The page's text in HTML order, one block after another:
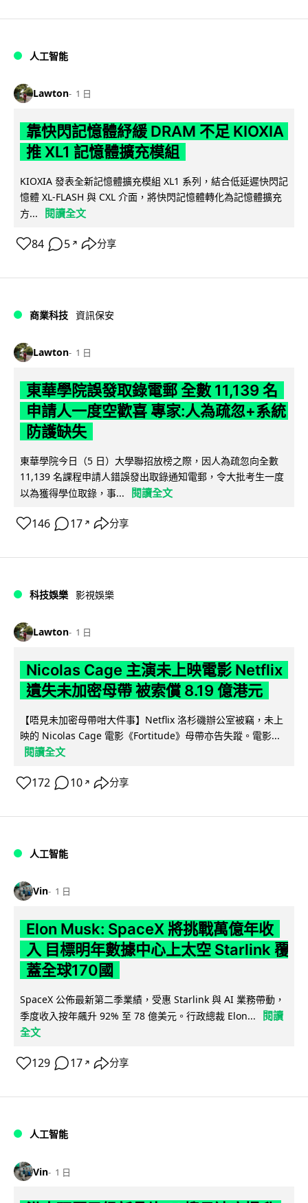
人工智能
Lawton 1 日
靠快閃記憶體紓緩 DRAM 不足 KIOXIA
推 XL1 記憶體擴充模組
KIOXIA 發表全新記憶體擴充模組 XL1 系列，結合低延遲快閃記
憶體 XL-FLASH 與 CXL 介面，將快閃記憶體轉化為記憶體擴充
方...
閱讀全文
84 5 ↗ 分享
商業科技 資訊保安
Lawton 1 日
東華學院誤發取錄電郵 全數 11,139 名
申請人一度空歡喜 專家:人為疏忽+系統
防護缺失
東華學院今日（5 日）大學聯招放榜之際，因人為疏忽向全數
11,139 名課程申請人錯誤發出取錄通知電郵，令大批考生一度
以為獲得學位取錄，事...
閱讀全文
146 17 ↗ 分享
科技娛樂 影視娛樂
Lawton 1 日
Nicolas Cage 主演未上映電影 Netflix
遺失未加密母帶 被索償 8.19 億港元
【唔見未加密母帶咁大件事】Netflix 洛杉磯辦公室被竊，未上
映的 Nicolas Cage 電影《Fortitude》母帶亦告失蹤。電影...
閱讀全文
172 10 ↗ 分享
人工智能
Vin 1 日
Elon Musk: SpaceX 將挑戰萬億年收
入 目標明年數據中心上太空 Starlink 覆
蓋全球170國
SpaceX 公佈最新第二季業績，受惠 Starlink 與 AI 業務帶動，
季度收入按年飆升 92% 至 78 億美元。行政總裁 Elon...
閱讀
全文
129 17 ↗ 分享
人工智能
Vin 1 日